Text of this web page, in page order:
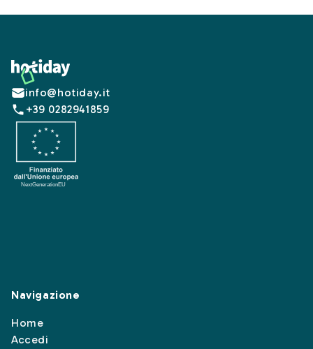
Footer
info@hotiday.it
+39 0282941859
Navigazione
Home
Accedi